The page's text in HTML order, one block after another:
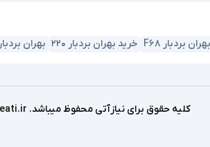
بهران بردبار F68 خرید بهران بردبار 220 بهران بردبار F 100
کلیه حقوق برای نیازآتی محفوظ میباشد. niazeati.ir